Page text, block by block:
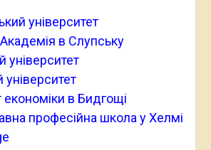
університет
в Слупську
університет
університет
економіки в Бидгощі
професійна школа у Хелмі